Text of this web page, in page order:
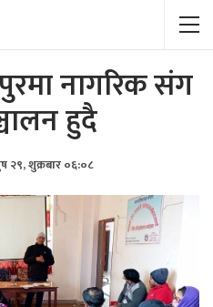
नागरिक संग
हुदै
२९, शुक्रबार ०६:०८